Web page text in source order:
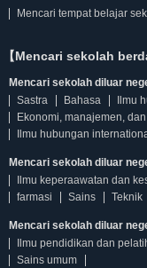
Mencari tempat belajar
【Mencari sekolah
Mencari sekolah diluar
Sastra
Bahasa
Ilmu
Ekonomi, manajemen,
Ilmu hubungan
Mencari sekolah diluar
Ilmu keperaawatan dan
farmasi
Sains Teknik
Mencari sekolah diluar
Ilmu pendidikan dan
Sains umum